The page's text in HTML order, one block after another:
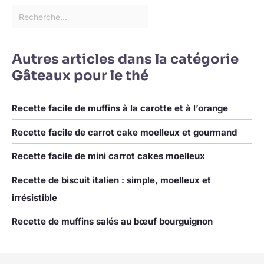
utilisation quotidienne ou
lors de réceptions et
Autres articles dans la catégorie
Gâteaux pour le thé
Recette facile de muffins à la carotte et à l’orange
Recette facile de carrot cake moelleux et gourmand
Recette facile de mini carrot cakes moelleux
Recette de biscuit italien : simple, moelleux et
irrésistible
Recette de muffins salés au bœuf bourguignon